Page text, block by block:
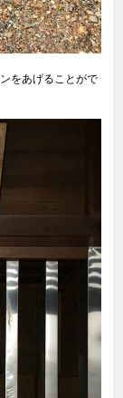
をあげることがで